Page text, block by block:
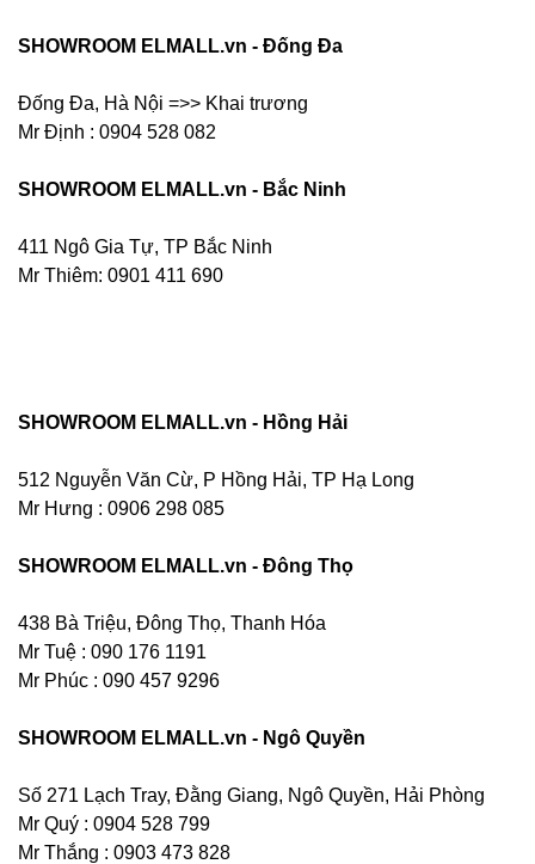
SHOWROOM ELMALL.vn - Đống Đa
Đống Đa, Hà Nội =>> Khai trương
Mr Định : 0904 528 082
SHOWROOM ELMALL.vn - Bắc Ninh
411 Ngô Gia Tự, TP Bắc Ninh
Mr Thiêm: 0901 411 690
SHOWROOM ELMALL.vn - Hồng Hải
512 Nguyễn Văn Cừ, P Hồng Hải, TP Hạ Long
Mr Hưng : 0906 298 085
SHOWROOM ELMALL.vn - Đông Thọ
438 Bà Triệu, Đông Thọ, Thanh Hóa
Mr Tuệ : 090 176 1191
Mr Phúc : 090 457 9296
SHOWROOM ELMALL.vn - Ngô Quyền
Số 271 Lạch Tray, Đằng Giang, Ngô Quyền, Hải Phòng
Mr Quý : 0904 528 799
Mr Thắng : 0903 473 828